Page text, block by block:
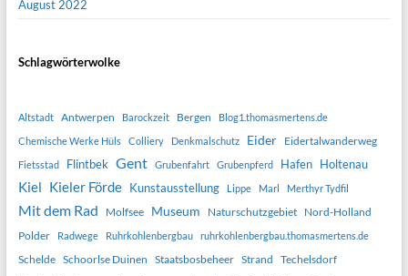
August 2022
Schlagwörterwolke
Altstadt Antwerpen Barockzeit Bergen
Blog1.thomasmertens.de
Chemische Werke Hüls
Colliery Denkmalschutz Eider Eidertalwanderweg
Fietsstad Flintbek Gent Grubenfahrt Grubenpferd Hafen Holtenau
Kiel Kieler Förde Kunstausstellung Lippe Marl Merthyr Tydfil
Mit dem Rad Molfsee Museum Naturschutzgebiet
Nord-Holland
Polder
Radwege Ruhrkohlenbergbau ruhrkohlenbergbau.thomasmertens.de
Schelde Schoorlse Duinen Staatsbosbeheer Strand Techelsdorf